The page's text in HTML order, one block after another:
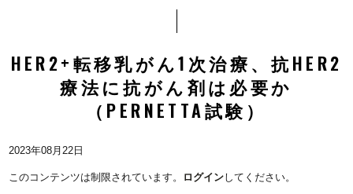
HER2+転移乳がん1次治療、抗HER2
療法に抗がん剤は必要か
（PERNETTA試験）
2023年08月22日
このコンテンツは制限されています。 ログインしてください。